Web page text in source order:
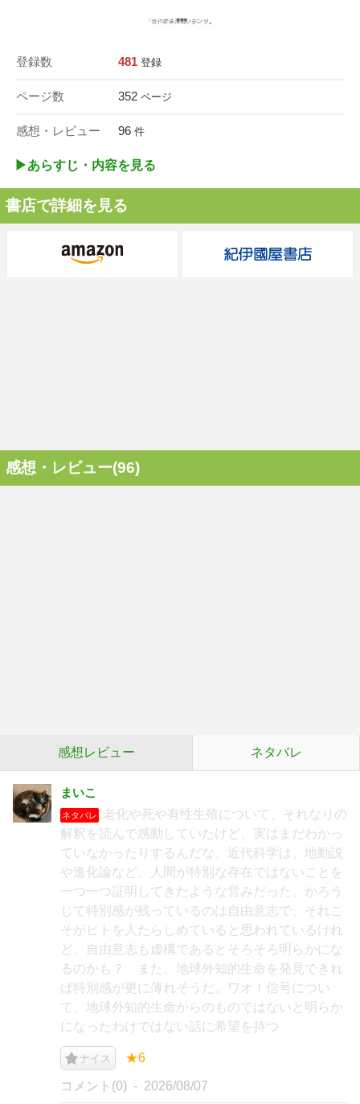
登録数 481 登録
ページ数 352 ページ
感想・レビュー 96 件
▶︎あらすじ・内容を見る
書店で詳細を見る
感想・レビュー(96)
感想レビュー ネタバレ
まいこ
ネタバレ
老化や死や有性生殖について、それなりの
解釈を読んで感動していたけど、実はまだわかっ
ていなかったりするんだな。近代科学は、地動説
や進化論など、人間が特別な存在ではないことを
一つ一つ証明してきたような営みだった。かろう
じて特別感が残っているのは自由意志で、それこ
そがヒトを人たらしめていると思われているけれ
ど、自由意志も虚構であるとそろそろ明らかにな
るのかも？ また、地球外知的生命を発見できれ
ば特別感が更に薄れそうだ。ワオ！信号につい
て、地球外知的生命からのものではないと明らか
になったわけではない話に希望を持つ
ナイス ★6
コメント(0) 2026/08/07